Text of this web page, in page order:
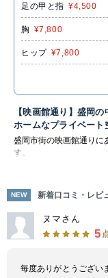
足の甲と指 ¥4,500
胸 ¥7,800
ヒップ ¥7,800
【映画館通り】盛岡
ホームなプライベート
盛岡市街の映画館通りに
す。
メンズ脱毛メニューも
とが出来ます。最新式
の方はもちろん、痛みが
業界歴の長い施術師がお
×丁寧な施術で信頼度抜
れるので、メンズ脱毛初
NEW 新着口コミ・レビ
ヌマさん
5
毎度ありがとうござい